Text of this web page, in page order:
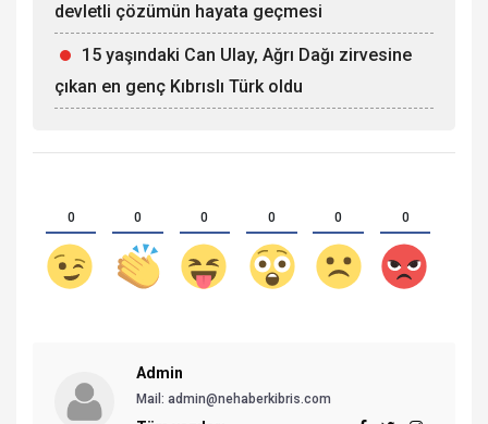
devletli çözümün hayata geçmesi
15 yaşındaki Can Ulay, Ağrı Dağı zirvesine
çıkan en genç Kıbrıslı Türk oldu
0 0 0 0 0 0
Admin
Mail: admin@nehaberkibris.com